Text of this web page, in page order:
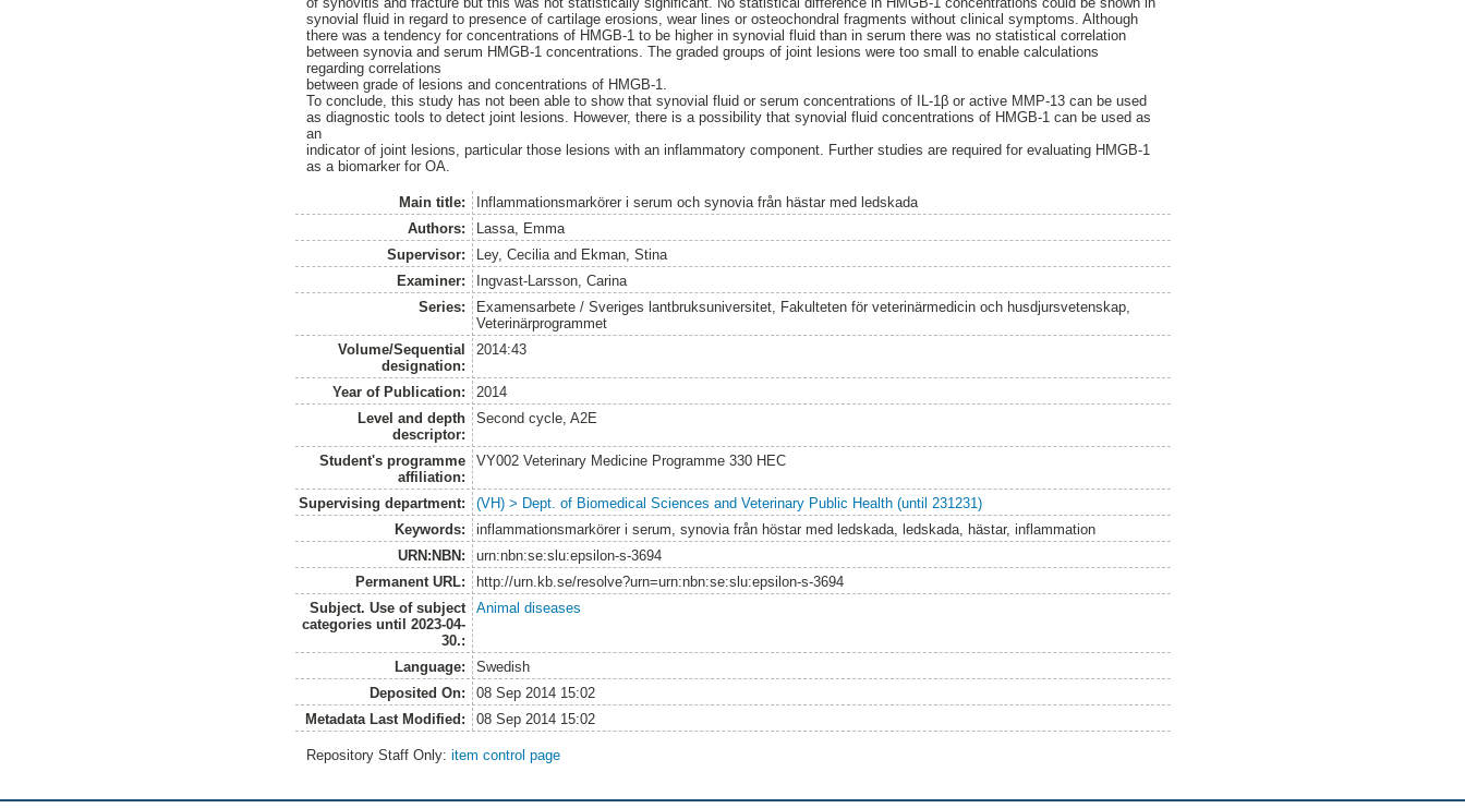
synovial fluid in regard to presence of cartilage erosions, wear lines or osteochondral fragments without clinical symptoms. Although
there was a tendency for concentrations of HMGB-1 to be higher in synovial fluid than in serum there was no statistical correlation
between synovia and serum HMGB-1 concentrations. The graded groups of joint lesions were too small to enable calculations
regarding correlations
between grade of lesions and concentrations of HMGB-1.
To conclude, this study has not been able to show that synovial fluid or serum concentrations of IL-1β or active MMP-13 can be used
as diagnostic tools to detect joint lesions. However, there is a possibility that synovial fluid concentrations of HMGB-1 can be used as
an
indicator of joint lesions, particular those lesions with an inflammatory component. Further studies are required for evaluating HMGB-1
as a biomarker for OA.
Main title:
Inflammationsmarkörer i serum och synovia från hästar med ledskada
Authors:
Lassa, Emma
Supervisor:
Ley, Ceciliaand Ekman, Stina
Examiner:
Ingvast-Larsson, Carina
Series:
Examensarbete / Sveriges lantbruksuniversitet, Fakulteten för veterinärmedicin och husdjursvetenskap,
Veterinärprogrammet
Volume/Sequential
designation:
2014:43
Year of Publication:
2014
Level and depth
descriptor:
Second cycle, A2E
Student's programme
affiliation:
VY002 Veterinary Medicine Programme 330 HEC
Supervising department:
(VH) > Dept. of Biomedical Sciences and Veterinary Public Health (until 231231)
Keywords:
inflammationsmarkörer i serum, synovia från höstar med ledskada, ledskada, hästar, inflammation
URN:NBN:
urn:nbn:se:slu:epsilon-s-3694
Permanent URL:
http://urn.kb.se/resolve?urn=urn:nbn:se:slu:epsilon-s-3694
Subject. Use of subject
categories until 2023-04-
30.:
Animal diseases
Language:
Swedish
Deposited On:
08 Sep 2014 15:02
Metadata Last Modified:
08 Sep 2014 15:02
Repository Staff Only:item control page